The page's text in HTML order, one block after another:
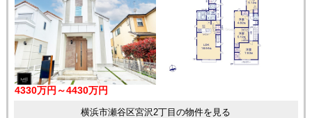
4330万円～4430万円
横浜市瀬谷区宮沢2丁目の物件を見る